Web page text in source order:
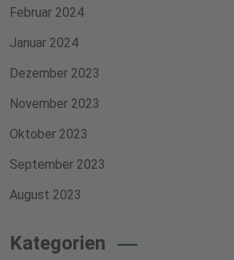
Februar 2024
Januar 2024
Dezember 2023
November 2023
Oktober 2023
September 2023
August 2023
Kategorien